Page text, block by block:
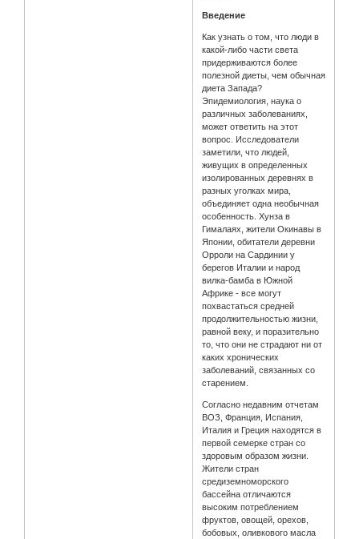
Введение
Как узнать о том, что люди в
какой-либо части света
придерживаются более
полезной диеты, чем обычная
диета Запада?
Эпидемиология, наука о
различных заболеваниях,
может ответить на этот
вопрос. Исследователи
заметили, что людей,
живущих в определенных
изолированных деревнях в
разных уголках мира,
объединяет одна необычная
особенность. Хунза в
Гималаях, жители Окинавы в
Японии, обитатели деревни
Орроли на Сардинии у
берегов Италии и народ
вилка-бамба в Южной
Африке - все могут
похвастаться средней
продолжительностью жизни,
равной веку, и поразительно
то, что они не страдают ни от
каких хронических
заболеваний, связанных со
старением.
Согласно недавним отчетам
ВОЗ, Франция, Испания,
Италия и Греция находятся в
первой семерке стран со
здоровым образом жизни.
Жители стран
средиземноморского
бассейна отличаются
высоким потреблением
фруктов, овощей, орехов,
бобовых, оливкового масла